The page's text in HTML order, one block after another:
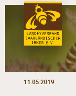
11.05.2019